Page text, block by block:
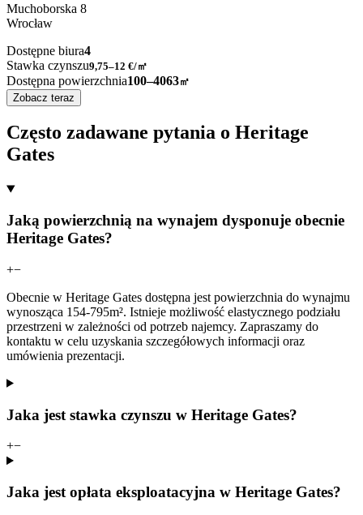
Muchoborska 8
Wrocław
Dostępne biura4
Stawka czynszu9,75–12 €/㎡
Dostępna powierzchnia100–4063㎡
Zobacz teraz
Często zadawane pytania o Heritage
Gates
Jaką powierzchnią na wynajem dysponuje obecnie
Heritage Gates?
+−
Obecnie w Heritage Gates dostępna jest powierzchnia do wynajmu
wynosząca 154-795m². Istnieje możliwość elastycznego podziału
przestrzeni w zależności od potrzeb najemcy. Zapraszamy do
kontaktu w celu uzyskania szczegółowych informacji oraz
umówienia prezentacji.
Jaka jest stawka czynszu w Heritage Gates?
+−
Jaka jest opłata eksploatacyjna w Heritage Gates?